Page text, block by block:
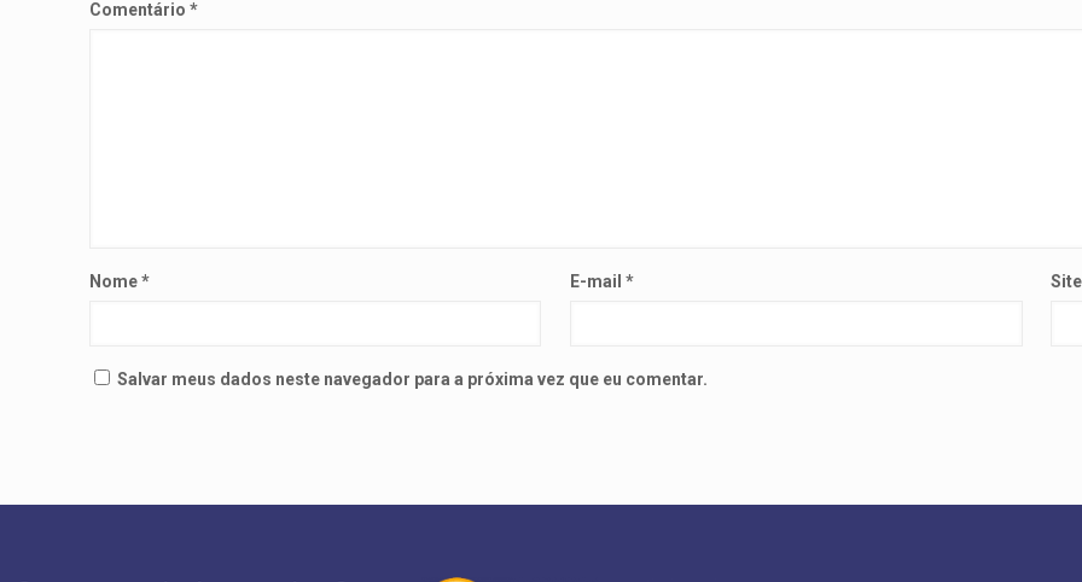
Comentário*
Nome* E-mail* Site
Salvar meus dados neste navegador para a próxima vez que eu comentar.